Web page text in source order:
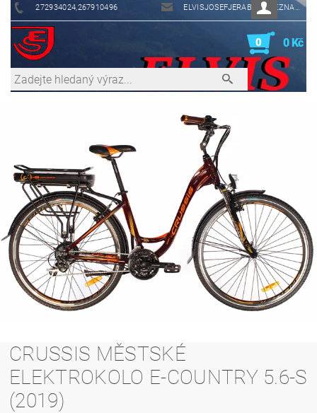
272934024,267910496 ELVISJOSEFJERABEK@SEZNAM.CZ
0 0 Kč
CRUSSIS MĚSTSKÉ
ELEKTROKOLO E-COUNTRY 5.6-S
(2019)